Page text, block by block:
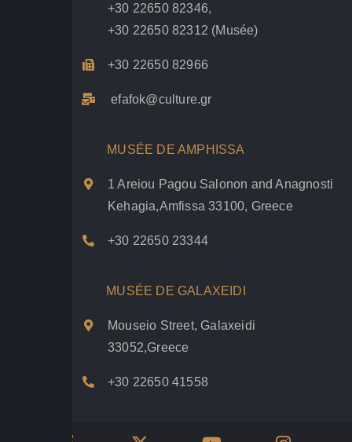
+30 22650 82346,
+30 22650 82312 (Musée)
+30 22650 82966
efafok@culture.gr
MUSÉE DE AMPHISSA
1 Areiou Pagou Salonon and Anagnosti
Kehagia,Amfissa 33100, Greece
+30 22650 23344
MUSÉE DE GALAXEIDI
Mouseio Street, Galaxeidi
33052,Greece
+30 22650 41558